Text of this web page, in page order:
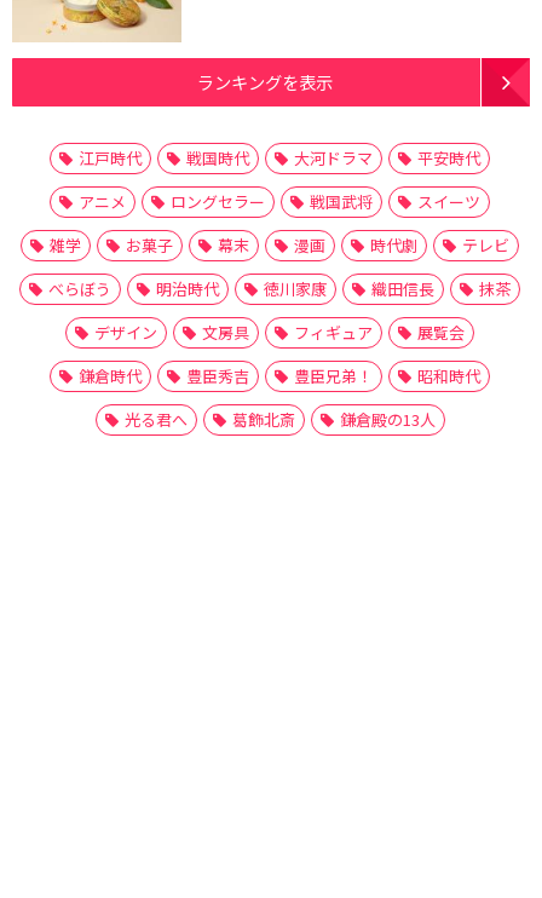
ランキングを表示
江戸時代 戦国時代 大河ドラマ
平安時代
アニメ
ロングセラー 戦国武将
スイーツ
雑学
お菓子 幕末 漫画 時代劇
テレビ
べらぼう
明治時代 徳川家康 織田信長
抹茶
デザイン
文房具 フィギュア
展覧会
鎌倉時代
豊臣秀吉 豊臣兄弟！
昭和時代
光る君へ
葛飾北斎 鎌倉殿の13人